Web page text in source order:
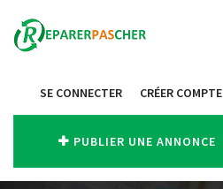
SE CONNECTER CRÉER COMPTE
PUBLIER UNE ANNONCE